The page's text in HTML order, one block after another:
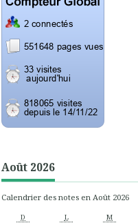
Août 2026
Calendrier des notes en Août 2026
D L M